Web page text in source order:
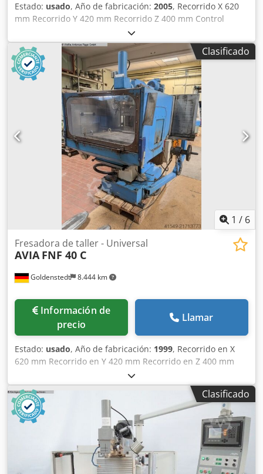
Estado: usado, Año de fabricación: 2005, Recorrido X 620
mm Recorrido Y 420 mm Recorrido Z 400 mm Control
Heidenhain TNC 124 Rango de revoluciones - husillo 50 -
4.000 rpm Niveles de engranaje 2 Potencia del motor del
husillo 6 kW Fuerza de sujeción 10 kN Cabezal inclinable
manualmente +/-45° Diámetro máx. de herramienta 125
mm Peso máx. de herramienta 6 kg Superficie de la mesa
de sujeción 400 x 800 mm Dodsylcpqepfx Achjwa Ranuras
en T 5x14x80 Carga máx. de la mesa 400 kg Velocidad de
avance X/Y: 0 - 6.000 mm/min Velocidad de avance Z: 0 -
4.000 mm/min Avance rápido X/Y: 6 m/min Avance rápido
Z: 4 m/min Potencia total requerida 11 kW Peso de la
máquina aprox. 2 t Dimensiones aprox. 2,9 x 3,5 x 2,0 m
Incluye: Control de trayectorias punto a punto Heidenhain
TNC124 documentación eléctrica disponible sistema de
refrigeración 2 lámparas de trabajo tornillo de banco
diversos portaherramientas diversas herramientas SK40
carenado con 2 puertas correderas disponible, fotos
próximamente
Clasificado
1 / 6
Goldenstedt 8.444 km
Fresadora de taller - Universal
AVIA FNF 40 C
Información de
precio
Llamar
Estado: usado, Año de fabricación: 1999, Recorrido en X
620 mm Recorrido en Y 420 mm Recorrido en Z 400 mm
Control Heidenhain TNC 124 Inclinable manualmente
+/-45° Diámetro máximo de herramienta 125 mm Peso
máximo de la herramienta 6 kg Superficie de sujeción de la
mesa 400 x 800 mm Ranuras en T 5x14x80 Carga máxima
de la mesa 400 kg Velocidad de avance X/Y: 0 - 6.000
mm/min Velocidad de avance Z: 0 - 4.000 mm/min Avance
rápido X/Y: 6 m/min Avance rápido Z: 4 m/min Potencia
total requerida 11 kW Peso de la máquina aprox. 2 t
Clasificado